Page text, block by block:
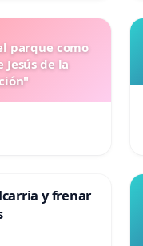
parque como
Jesús de la
y frenar